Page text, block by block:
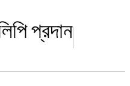
প্রদান